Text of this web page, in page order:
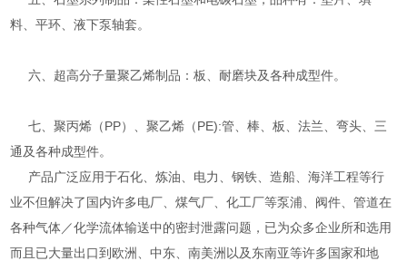
料、平环、液下泵轴套。
六、超高分子量聚乙烯制品：板、耐磨块及各种成型件。
七、聚丙烯（PP）、聚乙烯（PE):管、棒、板、法兰、弯头、三
通及各种成型件。
产品广泛应用于石化、炼油、电力、钢铁、造船、海洋工程等行
业不但解决了国内许多电厂、煤气厂、化工厂等泵浦、阀件、管道在
各种气体／化学流体输送中的密封泄露问题，已为众多企业所和选用
而且已大量出口到欧洲、中东、南美洲以及东南亚等许多国家和地